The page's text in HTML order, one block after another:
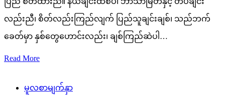
လည်းညီ၊ စိတ်လည်းကြည်လျက် ပြည်သူချင်းချစ်၊ သည်ဘက်
ခေတ်မှာ နှစ်တွေဟောင်းလည်း၊ ချစ်ကြည်ဆဲပါ…
Read More
မူလစာမျက်နှာ